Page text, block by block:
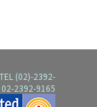
(02)-2392-
2392-9165